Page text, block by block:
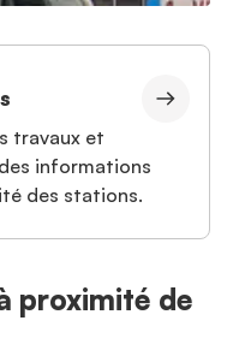
travaux et
informations
des stations.
proximité de